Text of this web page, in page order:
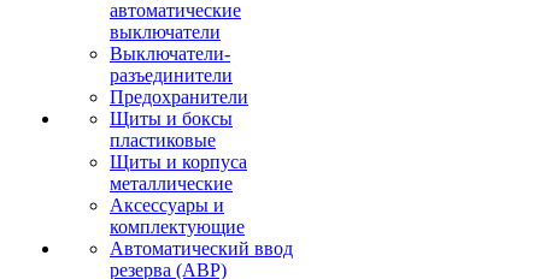
автоматические
выключатели
Выключатели-
разъединители
Предохранители
Щиты и боксы
пластиковые
Щиты и корпуса
металлические
Аксессуары и
комплектующие
Автоматический ввод
резерва (АВР)